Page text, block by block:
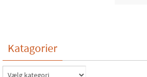
Katagorier
Katagorier